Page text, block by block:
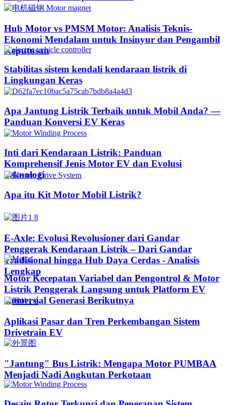
Hub Motor vs PMSM Motor: Analisis Teknis-
Ekonomi Mendalam untuk Insinyur dan Pengambil
Keputusan
Stabilitas sistem kendali kendaraan listrik di
Lingkungan Keras
Apa Jantung Listrik Terbaik untuk Mobil Anda? —
Panduan Konversi EV Keras
Inti dari Kendaraan Listrik: Panduan
Komprehensif Jenis Motor EV dan Evolusi
Teknologi
Apa itu Kit Motor Mobil Listrik?
E-Axle: Evolusi Revolusioner dari Gandar
Penggerak Kendaraan Listrik – Dari Gandar
Tradisional hingga Hub Daya Cerdas - Analisis
Lengkap
Motor Kecepatan Variabel dan Pengontrol & Motor
Listrik Penggerak Langsung untuk Platform EV
Komersial Generasi Berikutnya
Aplikasi Pasar dan Tren Perkembangan Sistem
Drivetrain EV
"Jantung" Bus Listrik: Mengapa Motor PUMBAA
Menjadi Nadi Angkutan Perkotaan